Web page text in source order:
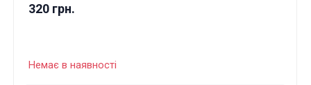
320 грн.
Немає в наявності